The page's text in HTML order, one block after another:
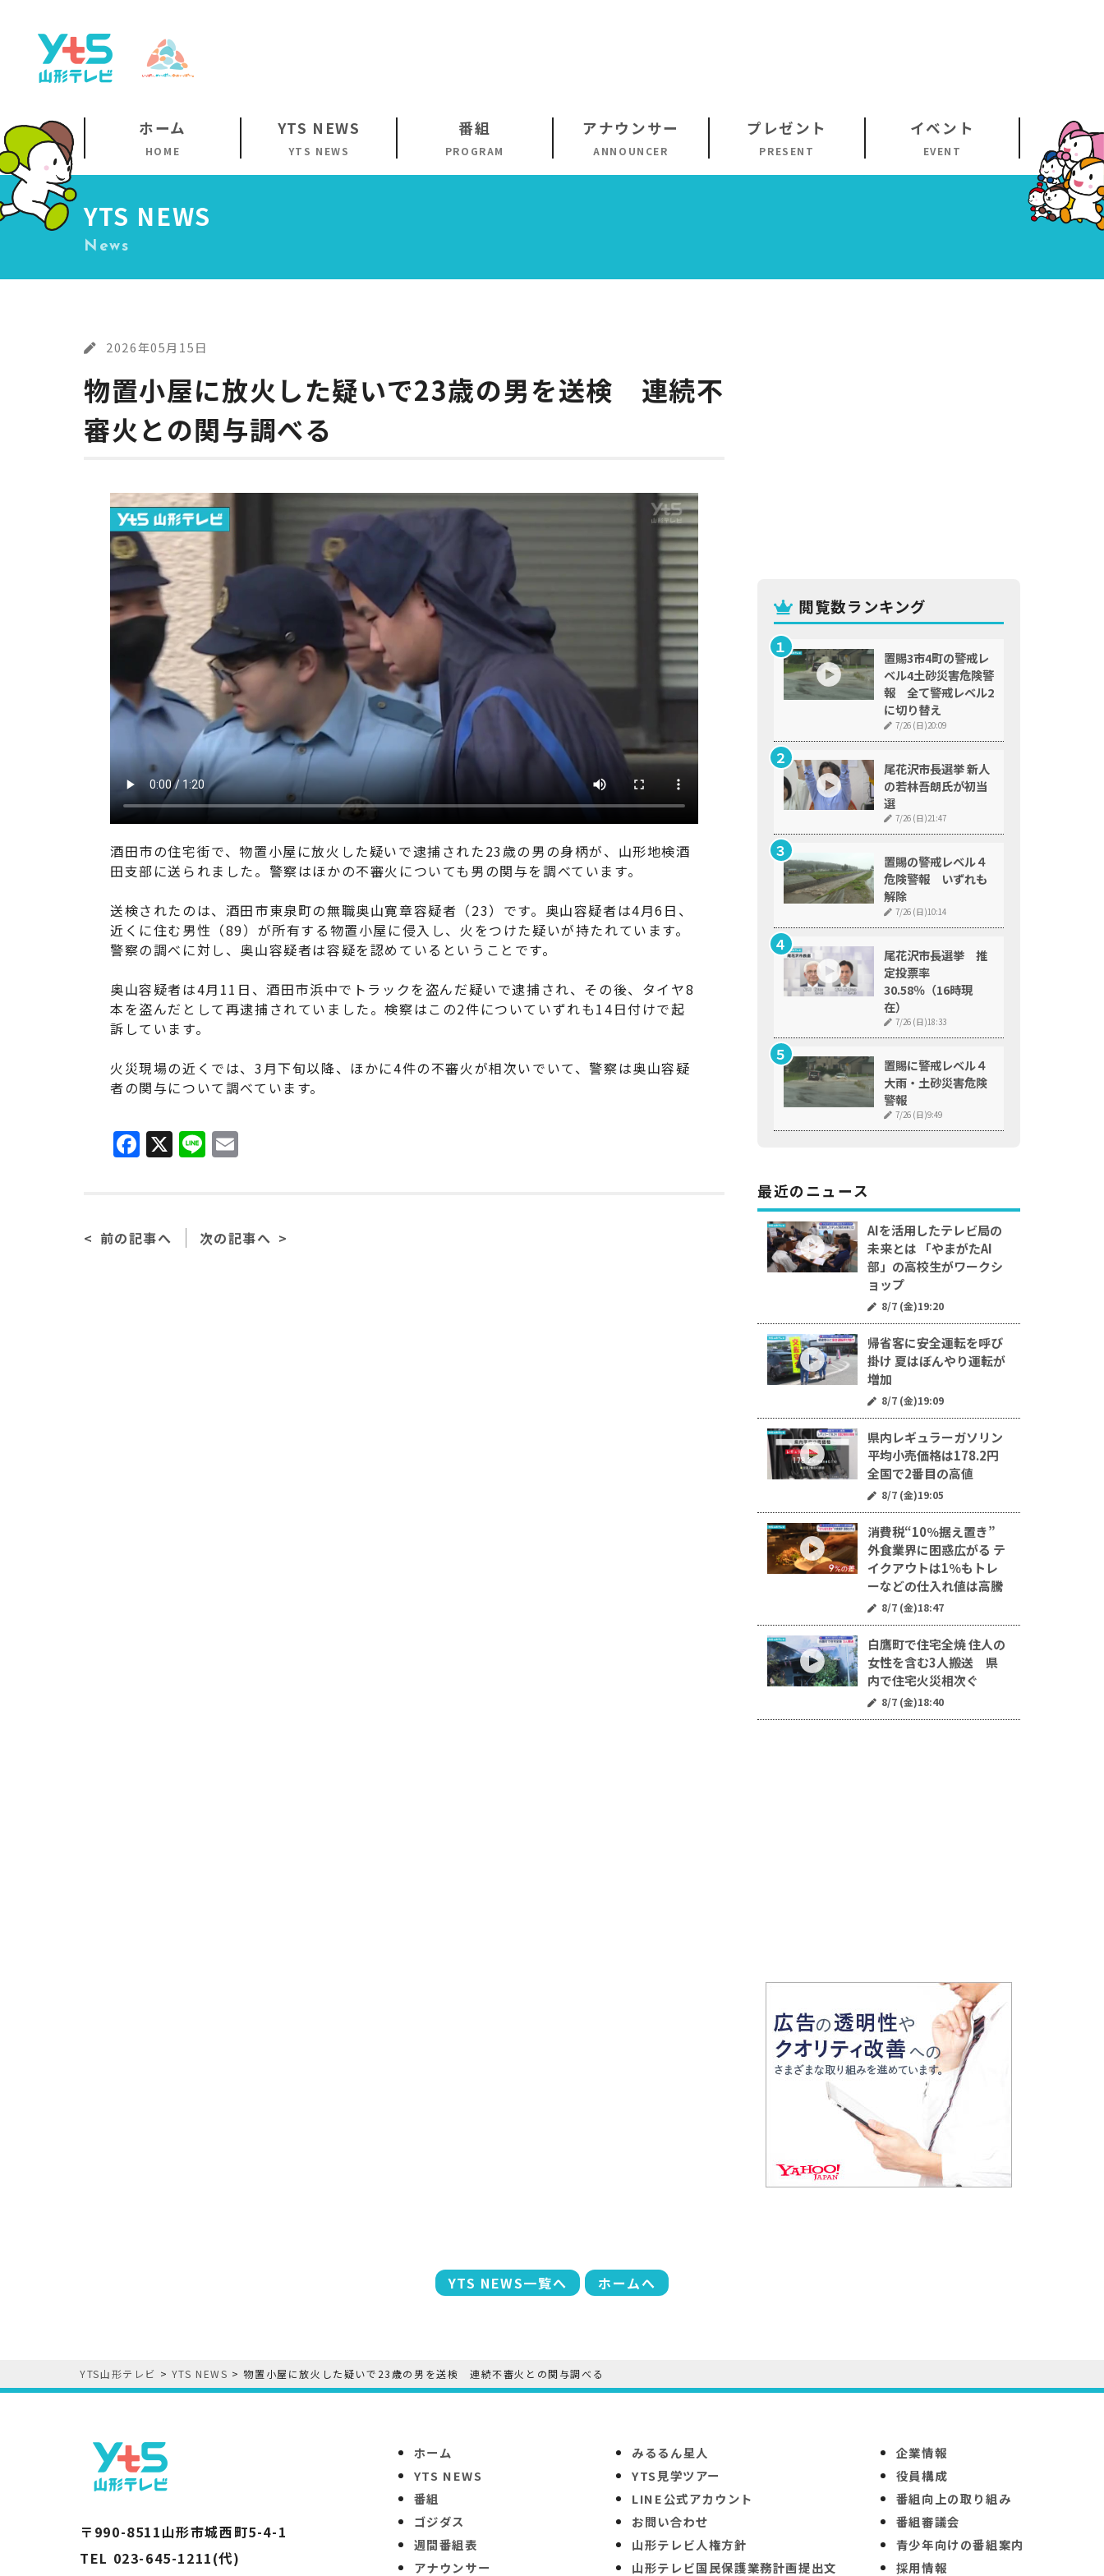
ホーム
HOME
YTS NEWS
YTS NEWS
番組
PROGRAM
アナウンサー
ANNOUNCER
プレゼント
PRESENT
イベント
EVENT
YTS NEWS
News
2026年05月15日
物置小屋に放火した疑いで23歳の男を送検 連続不
審火との関与調べる
酒田市の住宅街で、物置小屋に放火した疑いで逮捕された23歳の男の身柄が、山形地検酒
田支部に送られました。警察はほかの不審火についても男の関与を調べています。
送検されたのは、酒田市東泉町の無職奥山寛章容疑者（23）です。奥山容疑者は4月6日、
近くに住む男性（89）が所有する物置小屋に侵入し、火をつけた疑いが持たれています。
警察の調べに対し、奥山容疑者は容疑を認めているということです。
奥山容疑者は4月11日、酒田市浜中でトラックを盗んだ疑いで逮捕され、その後、タイヤ8
本を盗んだとして再逮捕されていました。検察はこの2件についていずれも14日付けで起
訴しています。
火災現場の近くでは、3月下旬以降、ほかに4件の不審火が相次いでいて、警察は奥山容疑
者の関与について調べています。
F
a
e
b
X Li
n
l
前の記事へ 次の記事へ
閲覧数ランキング
置賜3市4町の警戒レ
ベル4土砂災害危険警
報 全て警戒レベル2
に切り替え
7/26 (日)20:09
尾花沢市長選挙 新人
の若林吾朗氏が初当
選
7/26 (日)21:47
置賜の警戒レベル４
危険警報 いずれも
解除
7/26 (日)10:14
尾花沢市長選挙 推
定投票率
30.58％（16時現
在）
7/26 (日)18:33
置賜に警戒レベル４
大雨・土砂災害危険
警報
7/26 (日)9:49
最近のニュース
AIを活用したテレビ局の
未来とは 「やまがたAI
部」の高校生がワークシ
ョップ
8/7 (金)19:20
帰省客に安全運転を呼び
掛け 夏はぼんやり運転が
増加
8/7 (金)19:09
県内レギュラーガソリン
平均小売価格は178.2円
全国で2番目の高値
8/7 (金)19:05
消費税“10％据え置き”
外食業界に困惑広がる テ
イクアウトは1％もトレ
ーなどの仕入れ値は高騰
8/7 (金)18:47
白鷹町で住宅全焼 住人の
女性を含む3人搬送 県
内で住宅火災相次ぐ
8/7 (金)18:40
YTS NEWS一覧へ ホームへ
YTS山形テレビ > YTS NEWS >物置小屋に放火した疑いで23歳の男を送検 連続不審火との関与調べる
〒990-8511山形市城西町5-4-1
TEL 023-645-1211(代)
ホーム
YTS NEWS
番組
ゴジダス
週間番組表
アナウンサー
みるるん星人
YTS見学ツアー
LINE公式アカウント
お問い合わせ
山形テレビ人権方針
山形テレビ国民保護業務計画提出文
企業情報
役員構成
番組向上の取り組み
番組審議会
青少年向けの番組案内
採用情報